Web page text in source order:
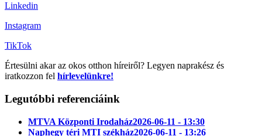
Linkedin
Instagram
TikTok
Értesülni akar az okos otthon híreiről? Legyen naprakész és
iratkozzon fel hírlevelünkre!
Legutóbbi referenciáink
MTVA Központi Irodaház2026-06-11 - 13:30
Naphegy téri MTI székház2026-06-11 - 13:26